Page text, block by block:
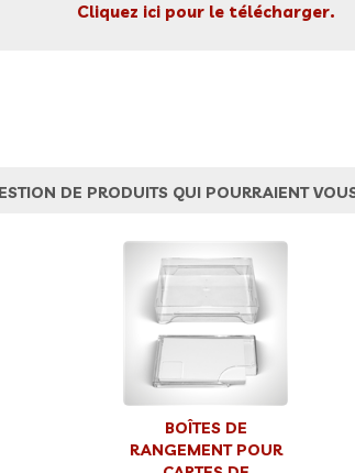
Cliquez ici pour le télécharger.
DE PRODUITS QUI POURRAIENT
BOÎTES DE
RANGEMENT POUR